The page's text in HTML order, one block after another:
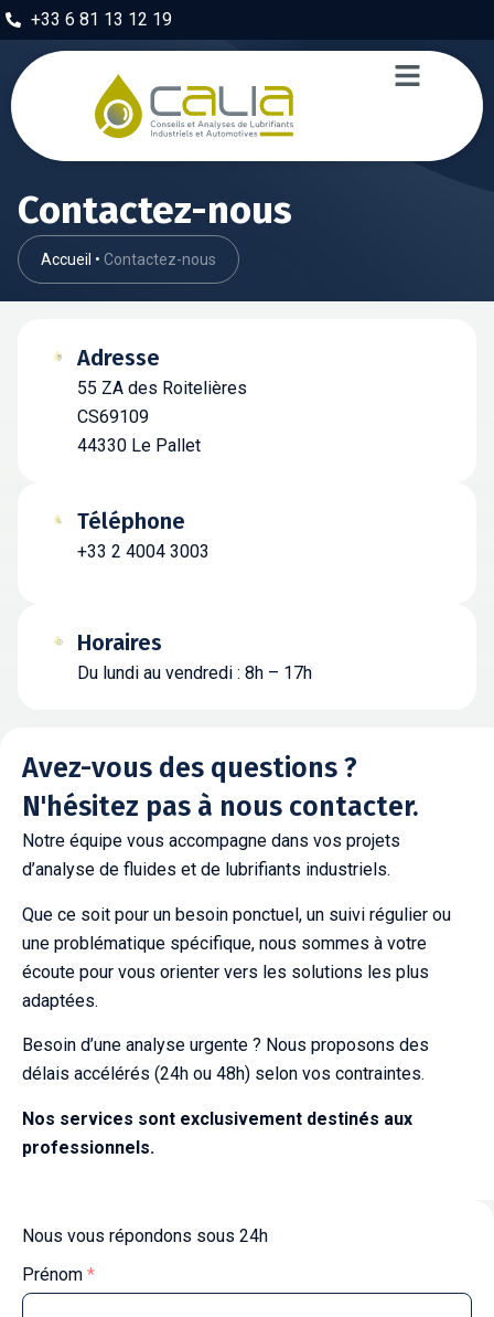
+33 6 81 13 12 19
Contactez-nous
Accueil • Contactez-nous
Adresse
55 ZA des Roitelières
CS69109
44330 Le Pallet
Téléphone
+33 2 4004 3003
Horaires
Du lundi au vendredi : 8h – 17h
Avez-vous des questions ?
N'hésitez pas à nous contacter.
Notre équipe vous accompagne dans vos projets
d’analyse de fluides et de lubrifiants industriels.
Que ce soit pour un besoin ponctuel, un suivi régulier ou
une problématique spécifique, nous sommes à votre
écoute pour vous orienter vers les solutions les plus
adaptées.
Besoin d’une analyse urgente ? Nous proposons des
délais accélérés (24h ou 48h) selon vos contraintes.
Nos services sont exclusivement destinés aux
professionnels.
Nous vous répondons sous 24h
Prénom *